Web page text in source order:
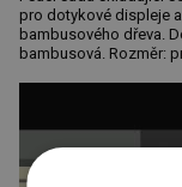
pro dotykové displeje
bambusového dřeva.
bambusová. Rozměr: